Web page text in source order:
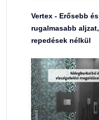
Vertex - Erősebb és
rugalmasabb aljzat,
repedések nélkül